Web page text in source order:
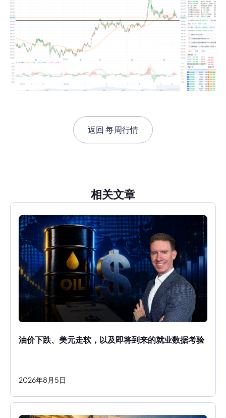
返回每周行情
相关文章
油价下跌、美元走软，以及即将到来的就业数据考验
2026年8 月 5日